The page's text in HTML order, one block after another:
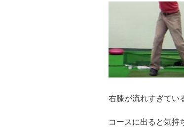
右膝が流れすぎてい
コースに出ると気持